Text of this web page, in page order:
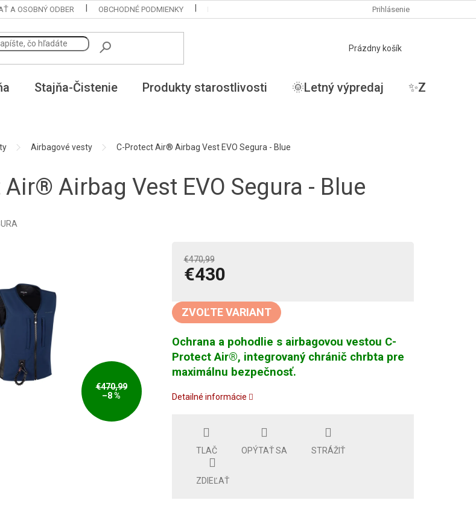
A OSOBNÝ ODBER OBCHODNÉ PODMIENKY PODMIENKY OCHRANY OSOBNÝCH ÚDAJOV MOJA OBJEDNÁVKA
Prihlásenie
NÁKUPNÝ
Prázdny košík
Stajňa-Čistenie Produkty starostlivosti 🌞Letný výpredaj ✨ZĽAVY✨
Airbagové vesty C-Protect Air® Airbag Vest EVO Segura - Blue
Airbag Vest EVO Segura - Blue
€470,99
–8 %
€470,99
€430
cena:
ZVOĽTE VARIANT
Ochrana a pohodlie s airbagovou vestou C-
Protect Air®, integrovaný chránič chrbta pre
maximálnu bezpečnosť.
Detailné informácie
TLAČ OPÝTAŤ SA STRÁŽIŤ
ZDIEĽAŤ